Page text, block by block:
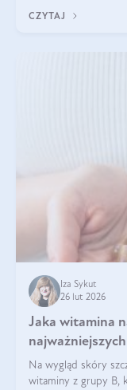
wyjaśnimy.
CZYTAJ
Iza Sykut
26 lut 2026
Jaka witamina
Na wygląd skóry
witaminy z grupy B,